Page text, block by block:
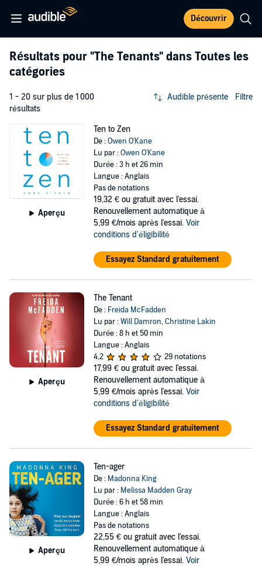
Découvrir
Résultats pour "The Tenants" dans Toutes les
catégories
1 - 20 sur plus de 1 000
résultats
Audible présente Filtre
Aperçu
Ten to Zen
De :Owen O'Kane
Lu par :Owen O'Kane
Durée : 3 h et 26 min
Langue : Anglais
Pas de notations
19,32 € ou gratuit avec l'essai.
Renouvellement automatique à
5,99 €/mois après l'essai. Voir
conditions d'éligibilité
Essayez Standard gratuitement
Aperçu
The Tenant
De : Freida McFadden
Lu par :Will Damron,Christine Lakin
Durée : 8 h et 50 min
Langue : Anglais
4,2
29 notations
17,99 € ou gratuit avec l'essai.
Renouvellement automatique à
5,99 €/mois après l'essai. Voir
conditions d'éligibilité
Essayez Standard gratuitement
Aperçu
Ten-ager
De : Madonna King
Lu par : Melissa Madden Gray
Durée : 6 h et 58 min
Langue : Anglais
Pas de notations
22,55 € ou gratuit avec l'essai.
Renouvellement automatique à
5,99 €/mois après l'essai. Voir